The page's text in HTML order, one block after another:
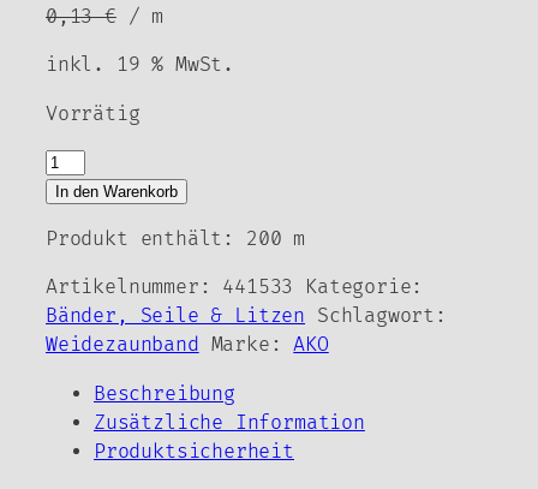
ist:
20,00 €.
0,13€ / m
inkl. 19 % MwSt.
Vorrätig
AKO
Weidezaunband
PremiumLine-
12,5
mm
Menge
In den Warenkorb
Produkt enthält: 200 m
Artikelnummer: 441533
Kategorie:
Bänder, Seile & Litzen Schlagwort:
Weidezaunband Marke:AKO
Beschreibung
Zusätzliche Information
Produktsicherheit